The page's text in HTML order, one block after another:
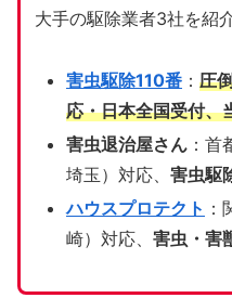
大手の駆除業者3社を紹
害虫駆除110番： 圧
応・日本全国受付、
害虫退治屋さん：首
埼玉）対応、 害虫駆
ハウスプロテクト
崎）対応、 害虫・害